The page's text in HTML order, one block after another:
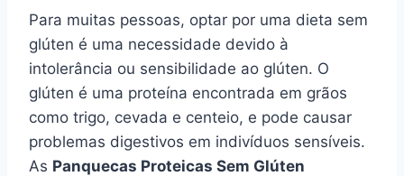
Para muitas pessoas, optar por uma dieta sem
glúten é uma necessidade devido à
intolerância ou sensibilidade ao glúten. O
glúten é uma proteína encontrada em grãos
como trigo, cevada e centeio, e pode causar
problemas digestivos em indivíduos sensíveis.
As Panquecas Proteicas Sem Glúten